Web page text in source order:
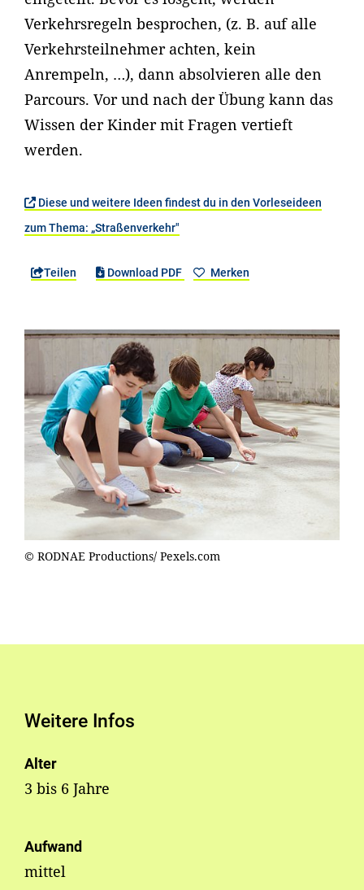
Verkehrsregeln besprochen, (z. B. auf alle
Verkehrsteilnehmer achten, kein
Anrempeln, …), dann absolvieren alle den
Parcours. Vor und nach der Übung kann das
Wissen der Kinder mit Fragen vertieft
werden.
Diese und weitere Ideen findest du in den Vorleseideen
zum Thema: „Straßenverkehr"
Teilen Download PDF Merken
© RODNAE Productions/ Pexels.com
Weitere Infos
Alter
3 bis 6 Jahre
Aufwand
mittel